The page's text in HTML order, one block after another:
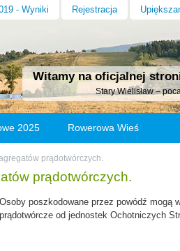
- Wyniki Rejestracja
Witamy na oficjalnej
Stary Wielisław –
2025 Rowerowa Wieś
Historia wsi Parafia
prądotwórczych.
prądotwórczych.
Osoby poszkodowane przez powódź mogą
prądotwórcze od jednostek Ochotniczych